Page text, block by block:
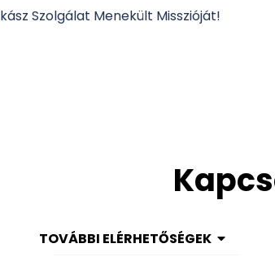
Szolgálat Menekült Misszióját!
TOVÁBBI ELÉRHETŐSÉGEK